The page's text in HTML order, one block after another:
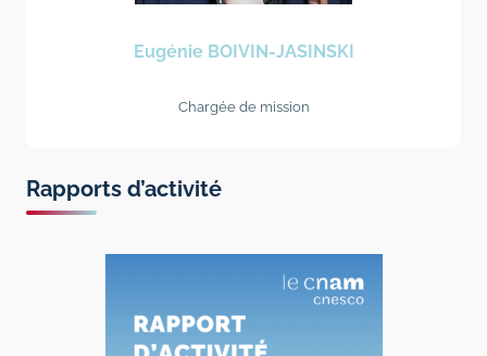
Eugénie BOIVIN-JASINSKI
Chargée de mission
Rapports d’activité